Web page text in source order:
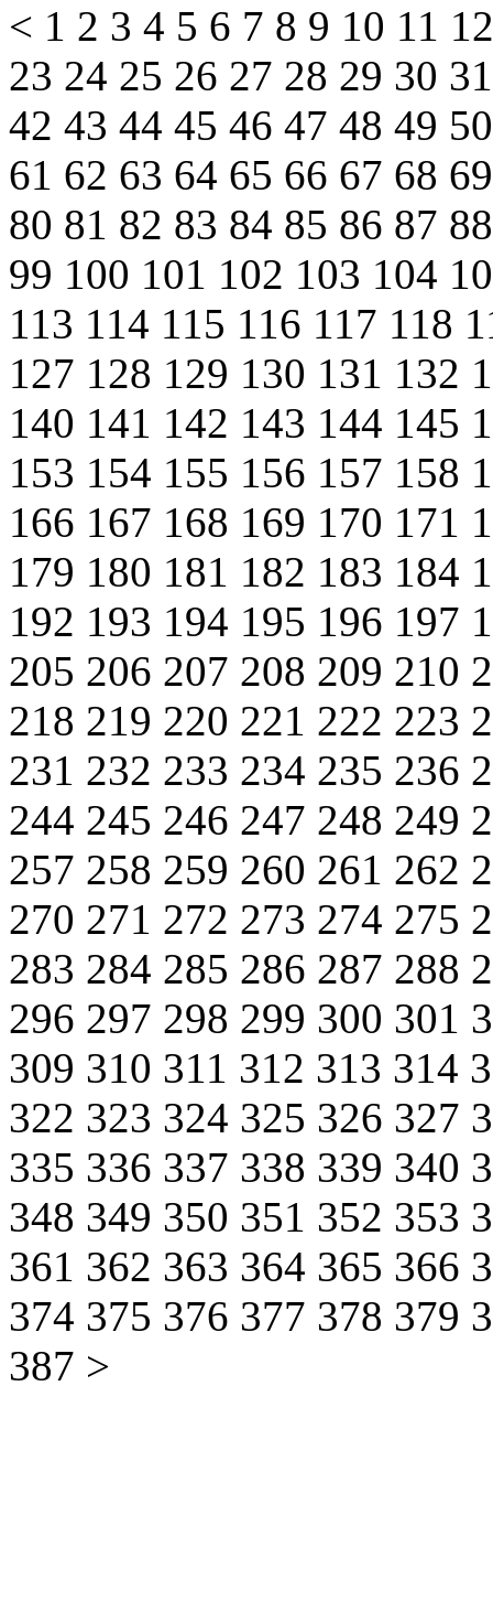
< 1 2 3 4 5 6 7 8 9 10 11
23 24 25 26 27 28 29 30
42 43 44 45 46 47 48 49
61 62 63 64 65 66 67 68
80 81 82 83 84 85 86 87
99 100 101 102 103 104
113 114 115 116 117 118
127 128 129 130 131 132
140 141 142 143 144 145
153 154 155 156 157 158
166 167 168 169 170 171
179 180 181 182 183 184
192 193 194 195 196 197
205 206 207 208 209 210
218 219 220 221 222 223
231 232 233 234 235 236
244 245 246 247 248 249
257 258 259 260 261 262
270 271 272 273 274 275
283 284 285 286 287 288
296 297 298 299 300 301
309 310 311 312 313 314
322 323 324 325 326 327
335 336 337 338 339 340
348 349 350 351 352 353
361 362 363 364 365 366
374 375 376 377 378 379
387 >